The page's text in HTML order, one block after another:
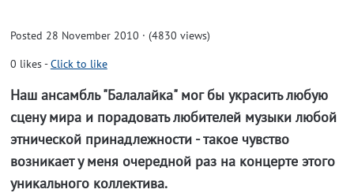
Posted 28 November 2010 · (4830 views)
0 likes-Click to like
Наш ансамбль "Балалайка" мог бы украсить любую
сцену мира и порадовать любителей музыки любой
этнической принадлежности - такое чувство
возникает у меня очередной раз на концерте этого
уникального коллектива.